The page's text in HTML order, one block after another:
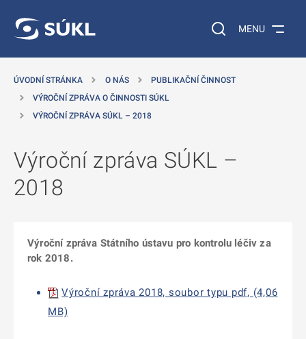
Vyhledávání na
MENU
ÚVODNÍ STRÁNKA O NÁS
PUBLIKAČNÍ ČINNOST
VÝROČNÍ ZPRÁVA O ČINNOSTI SÚKL
VÝROČNÍ ZPRÁVA SÚKL – 2018
Výroční zpráva SÚKL –
2018
Výroční zpráva Státního ústavu pro kontrolu léčiv za
rok 2018.
Výroční zpráva 2018, soubor typu pdf, (4,06
MB)